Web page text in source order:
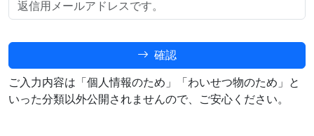
確認
ご入力内容は「個人情報のため」「わいせつ物のため」と
いった分類以外公開されませんので、ご安心ください。